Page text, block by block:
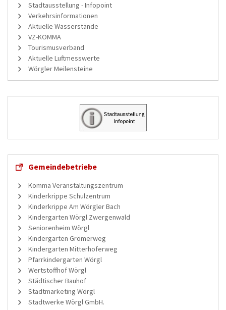
Stadtausstellung - Infopoint
Verkehrsinformationen
Aktuelle Wasserstände
VZ-KOMMA
Tourismusverband
Aktuelle Luftmesswerte
Wörgler Meilensteine
Gemeindebetriebe
Komma Veranstaltungszentrum
Kinderkrippe Schulzentrum
Kinderkrippe Am Wörgler Bach
Kindergarten Wörgl Zwergenwald
Seniorenheim Wörgl
Kindergarten Grömerweg
Kindergarten Mitterhoferweg
Pfarrkindergarten Wörgl
Wertstoffhof Wörgl
Städtischer Bauhof
Stadtmarketing Wörgl
Stadtwerke Wörgl GmbH.